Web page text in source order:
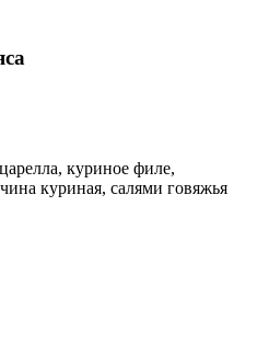
куриное филе,
куриная, салями говяжья